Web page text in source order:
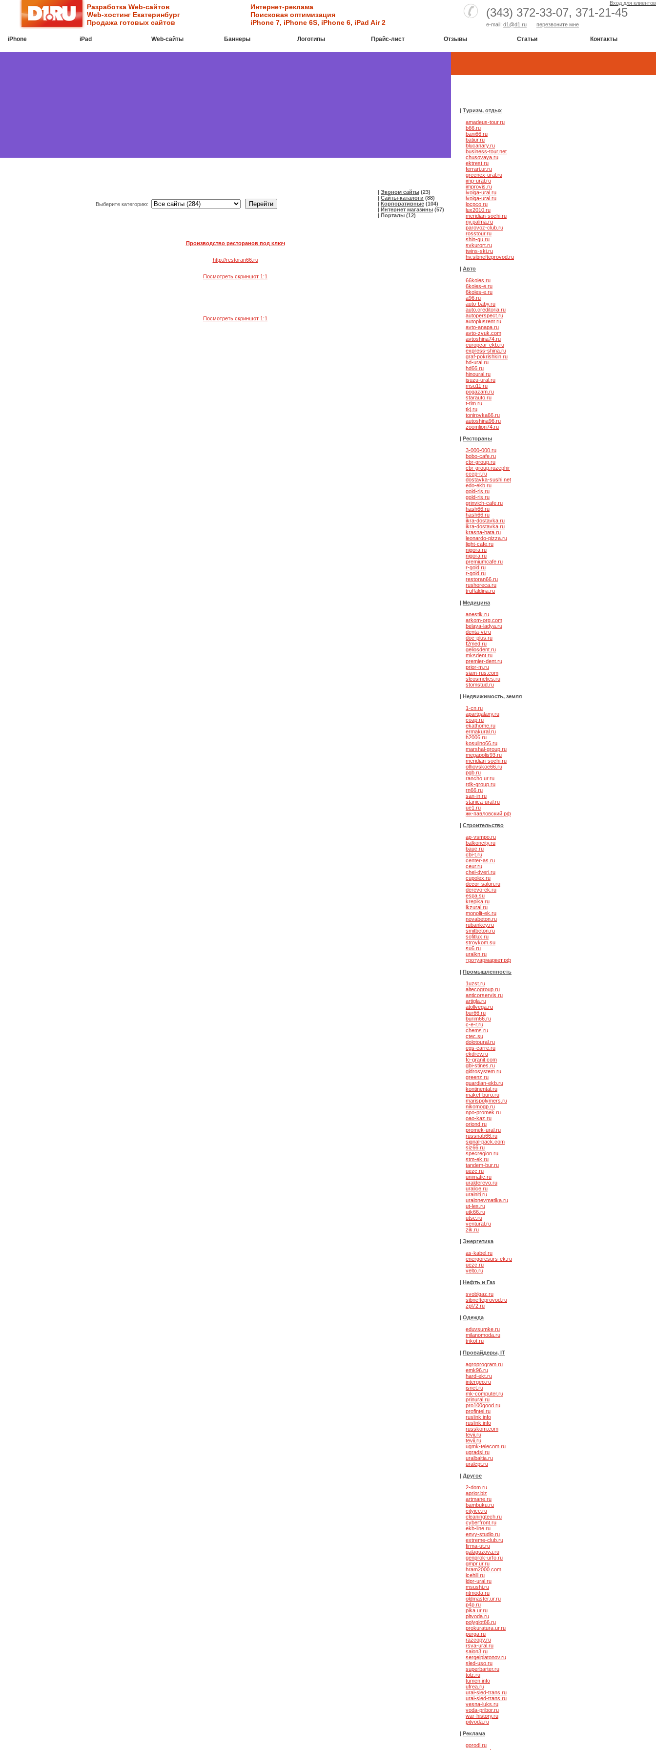
Разработка Web-сайтов
Web-хостинг Екатеринбург
Продажа готовых сайтов
Интернет-реклама
Поисковая оптимизация
iPhone 7, iPhone 6S, iPhone 6, iPad Air 2
Вход для клиентов
(343) 372-33-07, 371-21-45
e-mail: d1@d1.ru перезвоните мне
iPhone iPad Web-cайты Баннеры Логотипы Прайс-лист Отзывы Статьи Контакты
Выберите категорию:
| Эконом сайты (23)
| Сайты-каталоги (88)
| Корпоративные (104)
| Интернет магазины (57)
| Порталы (12)
Производство ресторанов под ключ
http://restoran66.ru
Посмотреть скриншот 1:1
Посмотреть скриншот 1:1
| Туризм, отдых
amadeus-tour.ru
b66.ru
bani66.ru
batiur.ru
blucanary.ru
business-tour.net
chusovaya.ru
ektrest.ru
ferrari.ur.ru
greenex-ural.ru
imp-ural.ru
improvis.ru
ivolga-ural.ru
ivolga-ural.ru
locpco.ru
lux2010.ru
meridian-sochi.ru
ny.palma.ru
parovoz-club.ru
rosstour.ru
shin-gu.ru
svkurort.ru
twins-ski.ru
hv.sibnefteprovod.ru
| Авто
66koles.ru
6koles-e.ru
6koles-e.ru
a96.ru
auto-baby.ru
auto.creditoria.ru
autoperspect.ru
autoplusrent.ru
avto-anapa.ru
avto-zvuk.com
avtoshina74.ru
europcar-ekb.ru
express-shina.ru
graf-pokrishkin.ru
hd-ural.ru
hd66.ru
hinoural.ru
isuzu-ural.ru
msu11.ru
pogazam.ru
starauto.ru
t-tim.ru
tkj.ru
tonirovka66.ru
autoshina96.ru
zoomlion74.ru
| Рестораны
3-000-000.ru
bobo-cafe.ru
cbr-group.ru
cbr-group.ruzephir
cccp-r.ru
dostavka-sushi.net
edo-ekb.ru
gold-ris.ru
gold-ris.ru
grinvich-cafe.ru
hash66.ru
hash66.ru
ikra-dostavka.ru
ikra-dostavka.ru
krasna-hata.ru
leonardo-pizza.ru
light-cafe.ru
nigora.ru
nigora.ru
premiumcafe.ru
r-gold.ru
r-gold.ru
restoran66.ru
rushoreca.ru
truffaldina.ru
| Медицина
anestik.ru
arkom-org.com
belaya-ladya.ru
denta-vi.ru
doc-plus.ru
f2med.ru
geliosdent.ru
mksdent.ru
premier-dent.ru
prior-m.ru
siam-rus.com
slcosmetics.ru
stomstud.ru
| Недвижимость, земля
1-cn.ru
apartgalaxy.ru
coap.ru
ekathome.ru
ermakural.ru
h2006.ru
kosulino66.ru
marshal-group.ru
megapolis93.ru
meridian-sochi.ru
olhovskoe66.ru
pgb.ru
rancho.ur.ru
rdk-group.ru
rn66.ru
san-in.ru
stanica-ural.ru
ue1.ru
жк-павловский.рф
| Строительство
ap-vsmpo.ru
balkoncity.ru
bauc.ru
cbi-t.ru
center-as.ru
ceur.ru
chel-dveri.ru
cupolex.ru
decor-salon.ru
derevo-ek.ru
espa.su
krepika.ru
lkzural.ru
monolit-ek.ru
novabeton.ru
rubankey.ru
smitbeton.ru
sofitlux.ru
stroykom.su
su6.ru
uralkn.ru
тротуармаркет.рф
| Промышленность
1uzst.ru
altecogroup.ru
anticorservis.ru
artigla.ru
atollvega.ru
bur66.ru
burim66.ru
c-e-r.ru
chems.ru
ctec.su
dolotoural.ru
egs-carre.ru
ekdrev.ru
fc-granit.com
gbi-stines.ru
gidrosystem.ru
greenz.ru
guardian-ekb.ru
kontinental.ru
maket-buro.ru
marispolymers.ru
nikomogp.ru
npo-promek.ru
oao-kaz.ru
oriond.ru
promek-ural.ru
russnab66.ru
signal-pack.com
siz66.ru
specregion.ru
stm-ek.ru
tandem-bur.ru
uezc.ru
unimatic.ru
uralderevo.ru
uralice.ru
uralniti.ru
uralpnevmatika.ru
ut-les.ru
utk66.ru
utse.ru
ventural.ru
zik.ru
| Энергетика
as-kabel.ru
energoresurs-ek.ru
uezc.ru
velto.ru
| Нефть и Газ
svoblgaz.ru
sibnefteprovod.ru
zpl72.ru
| Одежда
eduvsumke.ru
milanomoda.ru
trikot.ru
| Провайдеры, IT
agroprogram.ru
emk96.ru
hard-ekt.ru
intergeo.ru
isnet.ru
mk-computer.ru
prinural.ru
pro100good.ru
profintel.ru
ruslink.info
ruslink.info
russkom.com
tevii.ru
tevii.ru
ugmk-telecom.ru
ugradsl.ru
uralbaltia.ru
uralcpt.ru
| Другое
2-dom.ru
aprior.biz
artmane.ru
bambuku.ru
cityice.ru
cleaningtech.ru
cyberfront.ru
ekb-line.ru
envy-studio.ru
extreme-club.ru
firma-ut.ru
galaguzova.ru
genprok-urfo.ru
gmpr.ur.ru
hram2000.com
icehill.ru
ldpr-ural.ru
msushi.ru
ntmoda.ru
oldmaster.ur.ru
p4p.ru
pika.ur.ru
pitvoda.ru
polyglot66.ru
prokuratura.ur.ru
purga.ru
razcopy.ru
rsva-ural.ru
salon3.ru
sergeiplatonov.ru
sled-uso.ru
superbarter.ru
tolz.ru
tumen.info
ufrea.ru
ural-sled-trans.ru
ural-sled-trans.ru
vesna-luks.ru
voda-pribor.ru
war-history.ru
pitvoda.ru
| Реклама
gorodl.ru